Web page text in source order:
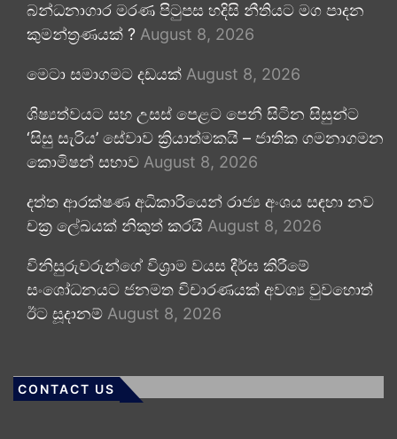
බන්ධනාගාර මරණ පිටුපස හදිසි නීතියට මග පාදන
කුමන්ත්‍රණයක් ? August 8, 2026
මෙටා සමාගමට දඩයක් August 8, 2026
ශිෂ්‍යත්වයට සහ උසස් පෙළට පෙනී සිටින සිසුන්ට
‘සිසු සැරිය’ සේවාව ක්‍රියාත්මකයි – ජාතික ගමනාගමන
කොමිෂන් සභාව August 8, 2026
දත්ත ආරක්ෂණ අධිකාරියෙන් රාජ්‍ය අංශය සඳහා නව
චක්‍ර ලේඛයක් නිකුත් කරයි August 8, 2026
විනිසුරුවරුන්ගේ විශ්‍රාම වයස දීර්ඝ කිරීමේ
සංශෝධනයට ජනමත විචාරණයක් අවශ්‍ය වුවහොත්
ඊට සූදානම් August 8, 2026
CONTACT US